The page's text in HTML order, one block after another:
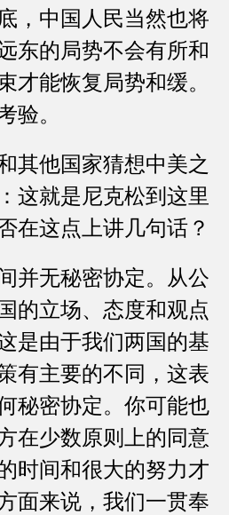
，中国人民当然也将
东的局势不会有所和
才能恢复局势和缓。
验。
他国家猜想中美之
这就是尼克松到这里
在这点上讲几句话？
无秘密协定。从公
的立场、态度和观点
是由于我们两国的基
有主要的不同，这表
秘密协定。你可能也
在少数原则上的同意
时间和很大的努力才
面来说，我们一贯奉